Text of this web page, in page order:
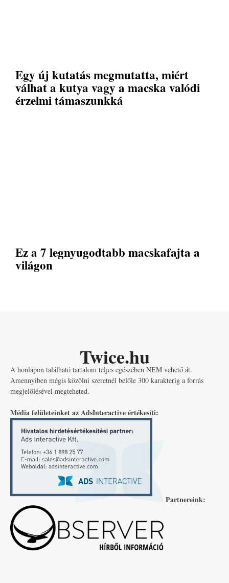
Egy új kutatás megmutatta, miért
válhat a kutya vagy a macska valódi
érzelmi támaszunkká
Ez a 7 legnyugodtabb macskafajta a
világon
Twice.hu
A honlapon található tartalom teljes egészében NEM vehető át.
Amennyiben mégis közölni szeretnél belőle 300 karakterig a forrás
megjelölésével megteheted.
Média felületeinket az AdsInteractive értékesíti:
Partnereink: